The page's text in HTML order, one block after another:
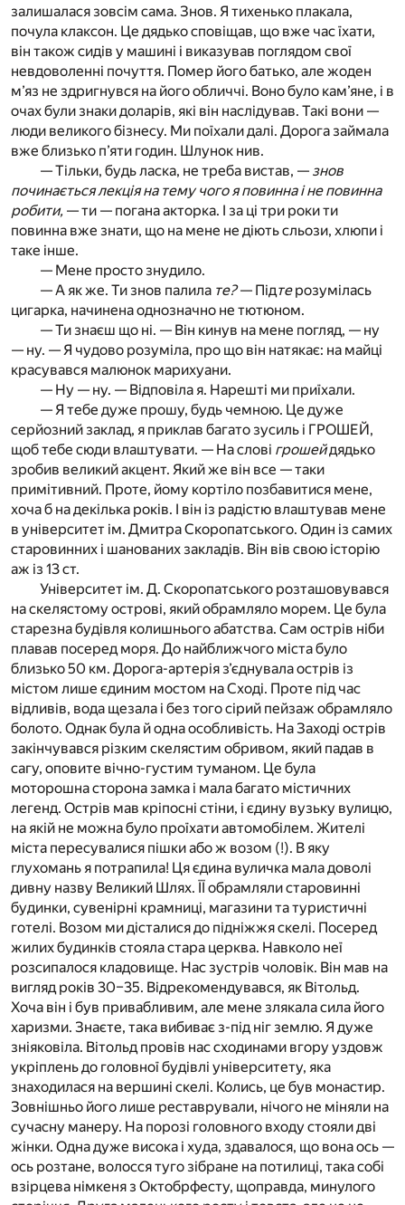
залишалася зовсім сама. Знов. Я тихенько плакала,
почула клаксон. Це дядько сповіщав, що вже час їхати,
він також сидів у машині і виказував поглядом свої
невдоволенні почуття. Помер його батько, але жоден
м’яз не здригнувся на його обличчі. Воно було кам’яне, і в
очах були знаки доларів, які він наслідував. Такі вони —
люди великого бізнесу. Ми поїхали далі. Дорога займала
вже близько п’яти годин. Шлунок нив.
— Тільки, будь ласка, не треба вистав, — знов
починається лекція на тему чого я повинна і не повинна
робити, — ти — погана акторка. І за ці три роки ти
повинна вже знати, що на мене не діють сльози, хлюпи і
таке інше.
— Мене просто знудило.
— А як же. Ти знов палила те?— Підтерозумілась
цигарка, начинена однозначно не тютюном.
— Ти знаєш що ні. — Він кинув на мене погляд, — ну
— ну. — Я чудово розуміла, про що він натякає: на майці
красувався малюнок марихуани.
— Ну — ну. — Відповіла я. Нарешті ми приїхали.
— Я тебе дуже прошу, будь чемною. Це дуже
серйозний заклад, я приклав багато зусиль і ГРОШЕЙ,
щоб тебе сюди влаштувати. — На слові грошейдядько
зробив великий акцент. Який же він все — таки
примітивний. Проте, йому кортіло позбавитися мене,
хоча б на декілька років. І він із радістю влаштував мене
в університет ім. Дмитра Скоропатського. Один із самих
старовинних і шанованих закладів. Він вів свою історію
аж із 13 ст.
Університет ім. Д. Скоропатського розташовувався
на скелястому острові, який обрамляло морем. Це була
старезна будівля колишнього абатства. Сам острів ніби
плавав посеред моря. До найближчого міста було
близько 50 км. Дорога-артерія з’єднувала острів із
містом лише єдиним мостом на Сході. Проте під час
відливів, вода щезала і без того сірий пейзаж обрамляло
болото. Однак була й одна особливість. На Заході острів
закінчувався різким скелястим обривом, який падав в
сагу, оповите вічно-густим туманом. Це була
моторошна сторона замка і мала багато містичних
легенд. Острів мав кріпосні стіни, і єдину вузьку вулицю,
на якій не можна було проїхати автомобілем. Жителі
міста пересувалися пішки або ж возом (!). В яку
глухомань я потрапила! Ця єдина вуличка мала доволі
дивну назву Великий Шлях. ЇЇ обрамляли старовинні
будинки, сувенірні крамниці, магазини та туристичні
готелі. Возом ми дісталися до підніжжя скелі. Посеред
жилих будинків стояла стара церква. Навколо неї
розсипалося кладовище. Нас зустрів чоловік. Він мав на
вигляд років 30–35. Відрекомендувався, як Вітольд.
Хоча він і був привабливим, але мене злякала сила його
харизми. Знаєте, така вибиває з-під ніг землю. Я дуже
зніяковіла. Вітольд провів нас сходинами вгору уздовж
укріплень до головної будівлі університету, яка
знаходилася на вершині скелі. Колись, це був монастир.
Зовнішньо його лише реставрували, нічого не міняли на
сучасну манеру. На порозі головного входу стояли дві
жінки. Одна дуже висока і худа, здавалося, що вона ось —
ось розтане, волосся туго зібране на потилиці, така собі
взірцева німкеня з Октобрфесту, щоправда, минулого